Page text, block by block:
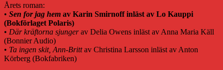
Årets roman:
• Sen for jag hem av Karin Smirnoff inläst av Lo Kauppi
(Bokförlaget Polaris)
• Där kräftorna sjungerav Delia Owens inläst av Anna Maria Käll
(Bonnier Audio)
• Ta ingen skit, Ann-Brittav Christina Larsson inläst av Anton
Körberg (Bokfabriken)